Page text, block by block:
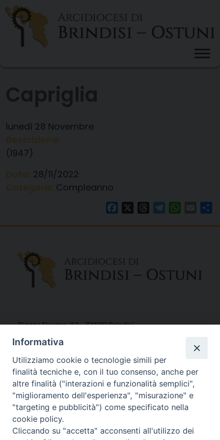
Skip
content
lunedì 28 Novembre
(1947)
28/11/2022
Compleanno
FacebookThreadsTelegram Email
Piazza Duomo, 12 - 72100 Brindisi
Tel 0831.521958
Fax 0831.528315
Orari Curia
Mar. / Mer. / Giov. ore 9 - 13
nei mesi estivi solo Martedì ore 9 - 13
Informativa
Utilizziamo cookie o tecnologie simili per
finalità tecniche e, con il tuo consenso, anche per
altre finalità ("interazioni e funzionalità semplici",
"miglioramento dell'esperienza", "misurazione" e
"targeting e pubblicità") come specificato nella
cookie policy.
Cliccando su "accetta" acconsenti all'utilizzo dei